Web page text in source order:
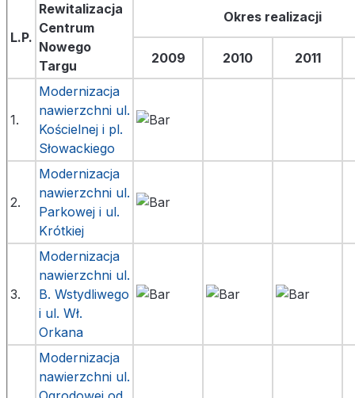
L.P.
Rewitalizacja
Centrum
Nowego
Targu
Okres realizacji
2009 2010 2011
1.
Modernizacja
nawierzchni ul.
Kościelnej i pl.
Słowackiego
2.
Modernizacja
nawierzchni ul.
Parkowej i ul.
Krótkiej
3.
Modernizacja
nawierzchni ul.
B. Wstydliwego
i ul. Wł.
Orkana
Modernizacja
nawierzchni ul.